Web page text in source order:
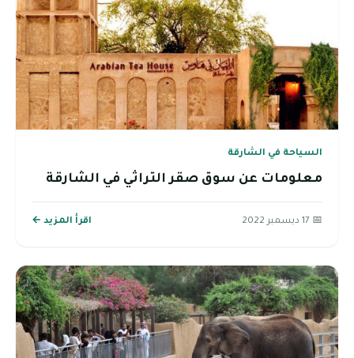
السياحة في الشارقة
معلومات عن سوق صقر التراثي في الشارقة
📅 17 ديسمبر 2022 اقرأ المزيد ←